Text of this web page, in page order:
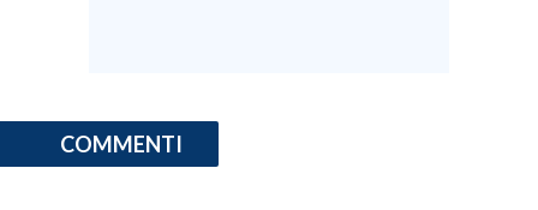
COMMENTI